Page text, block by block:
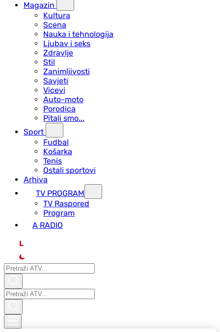
Magazin
Kultura
Scena
Nauka i tehnologija
Ljubav i seks
Zdravlje
Stil
Zanimljivosti
Savjeti
Vicevi
Auto-moto
Porodica
Pitali smo...
Sport
Fudbal
Košarka
Tenis
Ostali sportovi
Arhiva
TV PROGRAM
ТV Raspored
Program
A RADIO
L